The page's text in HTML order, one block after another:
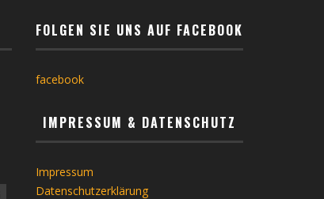
FOLGEN SIE UNS AUF FACEBOOK
facebook
IMPRESSUM & DATENSCHUTZ
Impressum
Datenschutzerklärung